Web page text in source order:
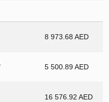
8 973.68 AED
5 500.89 AED
16 576.92 AED